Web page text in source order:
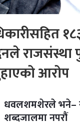
राजसंस्था
आरोप
धवलशमशेरले भने–
शब्दजालमा नपरौं